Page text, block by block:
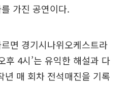
가진 공연이다.
면 경기시나위오케스트라
4시’는 유익한 해설과 다
년 매 회차 전석매진을 기록